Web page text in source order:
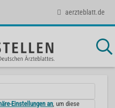
aerzteblatt.de
Einstellungen an , um diese